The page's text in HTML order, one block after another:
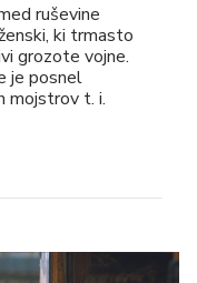
ruševine
ki trmasto
grozote vojne.
je posnel
mojstrov t. i.